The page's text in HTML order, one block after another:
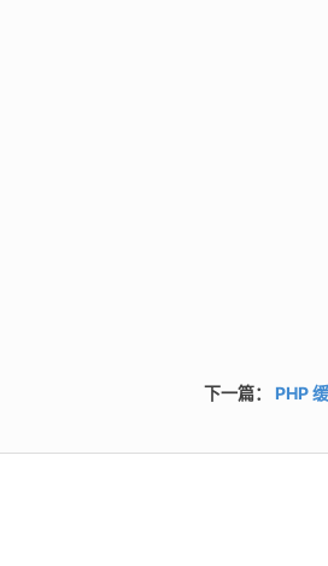
下一篇： PHP